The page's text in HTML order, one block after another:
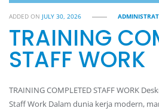
ADDED ON JULY 30, 2026
TRAINING
STAFF WORK
TRAINING COMPLETED STAFF WORK
Staff Work Dalam dunia kerja modern,